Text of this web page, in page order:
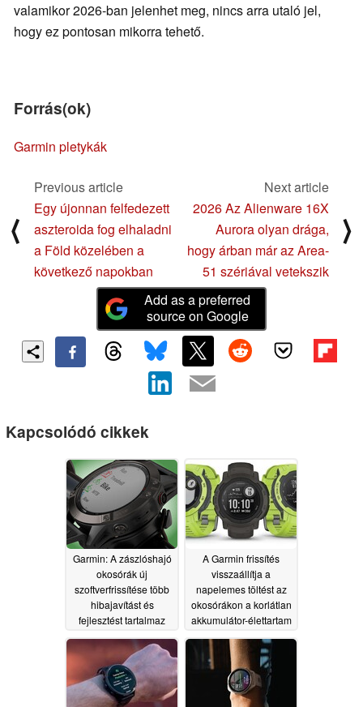
valamikor 2026-ban jelenhet meg, nincs arra utaló jel,
hogy ez pontosan mikorra tehető.
Forrás(ok)
Garmin pletykák
⟨
Previous article
Egy újonnan felfedezett
aszteroida fog elhaladni
a Föld közelében a
következő napokban
Next article
2026 Az Alienware 16X
Aurora olyan drága,
hogy árban már az Area-
51 szériával vetekszik
⟩
Add as a preferred
source on Google
Kapcsolódó cikkek
Garmin: A zászlóshajó
okosórák új
szoftverfrissítése több
hibajavítást és
fejlesztést tartalmaz
05/20/2026
A Garmin frissítés
visszaállítja a
napelemes töltést az
okosórákon a korlátlan
akkumulátor-élettartam
05/19/2026